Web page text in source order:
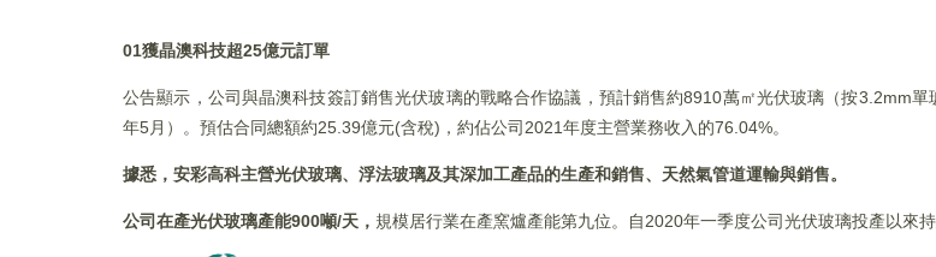
01獲晶澳科技超25億元訂單
公告顯示，公司與晶澳科技簽訂銷售光伏玻璃的戰略合作協議，預計銷售約8910萬㎡光伏玻璃（按3.2mm
年5月）。預估合同總額約25.39億元(含稅)，約佔公司2021年度主營業務收入的76.04%。
據悉，安彩高科主營光伏玻璃、浮法玻璃及其深加工產品的生產和銷售、天然氣管道運輸與銷售。
公司在產光伏玻璃產能900噸/天， 規模居行業在產窯爐產能第九位。自2020年一季度公司光伏玻璃投產以來